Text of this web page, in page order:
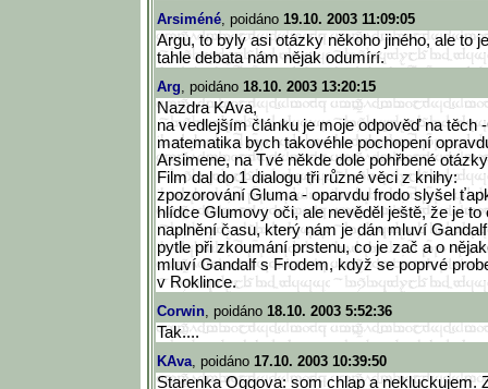
Arsiméné, poidáno 19.10. 2003 11:09:05
Argu, to byly asi otázky někoho jiného, ale to
tahle debata nám nějak odumírí.
Arg, poidáno 18.10. 2003 13:20:15
Nazdra KAva,
na vedlejším článku je moje odpověď na těch
matematika bych takovéhle pochopení
Arsimene, na Tvé někde dole pohřbené
Film dal do 1 dialogu tři různé věci z knihy:
zpozorování Gluma - oparvdu frodo slyšel
hlídce Glumovy oči, ale nevěděl ještě, že je
naplnění času, který nám je dán mluví
pytle při zkoumání prstenu, co je zač a o
mluví Gandalf s Frodem, když se poprvé
v Roklince.
Corwin, poidáno 18.10. 2003 5:52:36
Tak....
KAva, poidáno 17.10. 2003 10:39:50
Starenka Oggova: som chlap a nekluckujem.